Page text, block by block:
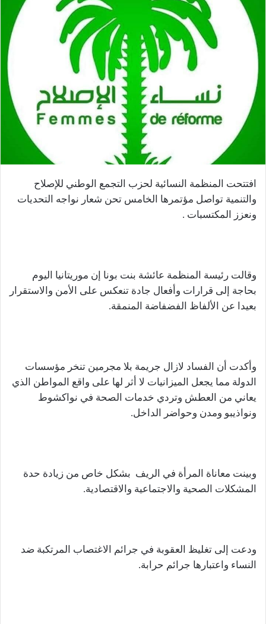
افتتحت المنظمة النسائية لحزب التجمع الوطني للإصلاح
والتنمية تواصل مؤتمرها الخامس تحن شعار نواجه التحديات
ونعزز المكتسبات .
وقالت رئيسة المنظمة عائشة بنت بونا إن موريتانيا اليوم
بحاجة إلى قرارات وأفعال جادة تنعكس على الأمن والاستقرار
بعيدا عن الألفاظ الفضفاضة المنمقة.
وأكدت أن الفساد لازال جريمة بلا مجرمين تنخر مؤسسات
الدولة مما يجعل الميزانيات لا أثر لها على واقع المواطن الذي
يعاني من العطش وتردي خدمات الصحة في نواكشوط
ونواذيبو ومدن وحواضر الداخل.
وبينت معاناة المرأة في الريف بشكل خاص من زيادة حدة
المشكلات الصحية والاجتماعية والاقتصادية.
ودعت إلى تغليظ العقوبة في جرائم الاغتصاب المرتكبة ضد
النساء واعتبارها جرائم حرابة.